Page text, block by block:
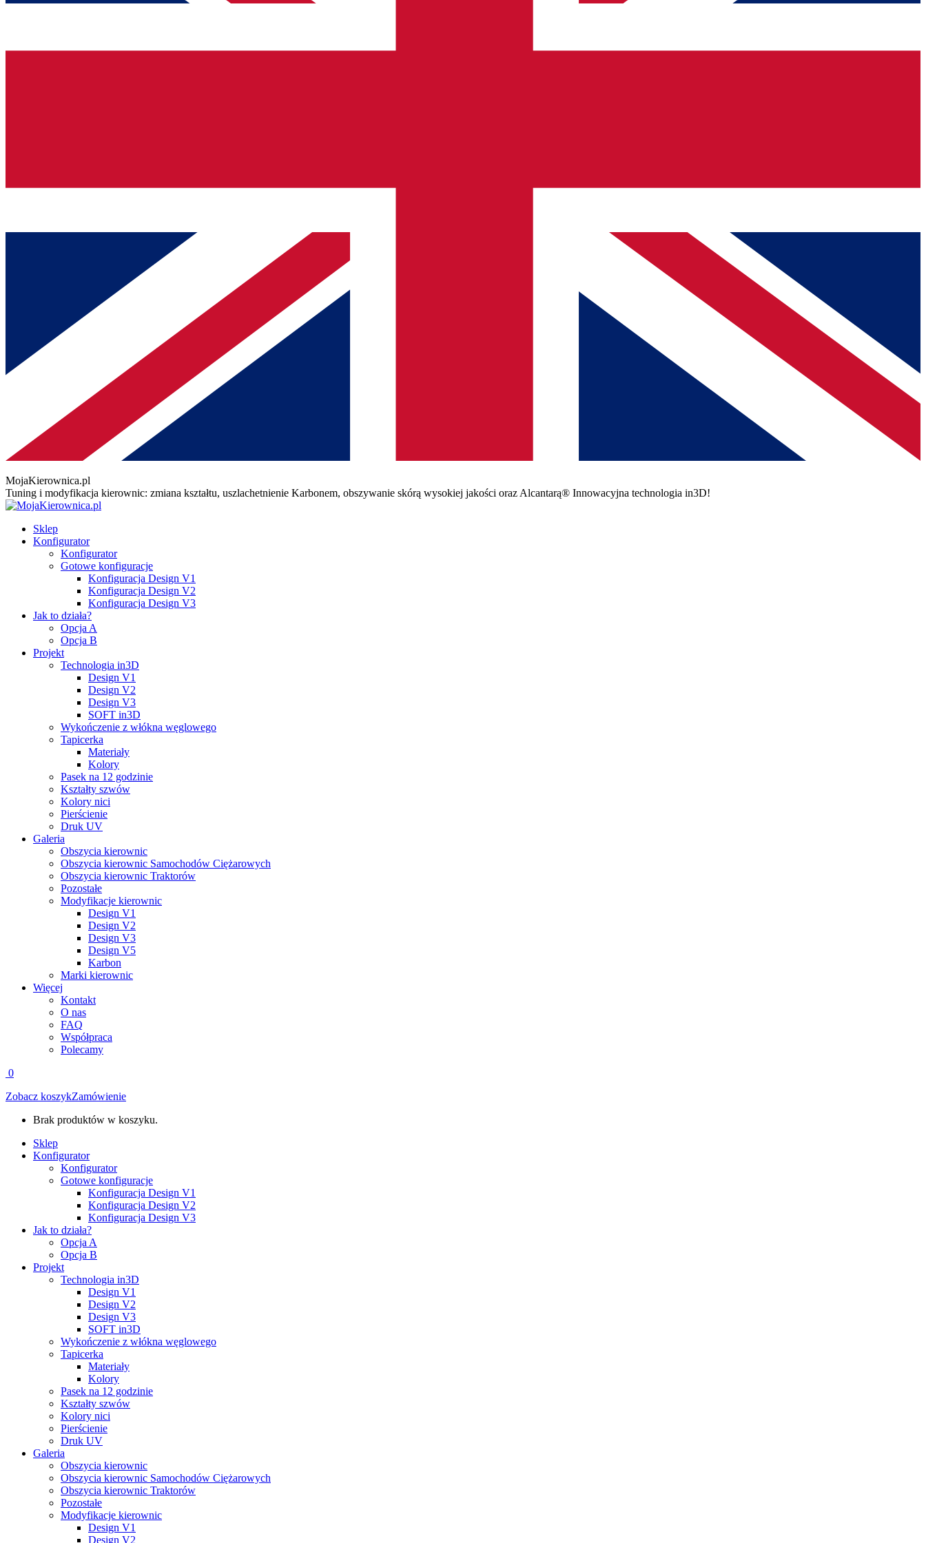
MojaKierownica.pl
Tuning i modyfikacja kierownic: zmiana kształtu, uszlachetnienie Karbonem, obszywanie skórą wysokiej jakości oraz Alcantarą® Innowacyjna technologia in3D!
Sklep
Konfigurator
Konfigurator
Gotowe konfiguracje
Konfiguracja Design V1
Konfiguracja Design V2
Konfiguracja Design V3
Jak to działa?
Opcja A
Opcja B
Projekt
Technologia in3D
Design V1
Design V2
Design V3
SOFT in3D
Wykończenie z włókna węglowego
Tapicerka
Materiały
Kolory
Pasek na 12 godzinie
Kształty szwów
Kolory nici
Pierścienie
Druk UV
Galeria
Obszycia kierownic
Obszycia kierownic Samochodów Ciężarowych
Obszycia kierownic Traktorów
Pozostałe
Modyfikacje kierownic
Design V1
Design V2
Design V3
Design V5
Karbon
Marki kierownic
Więcej
Kontakt
O nas
FAQ
Współpraca
Polecamy
0
Zobacz koszykZamówienie
Brak produktów w koszyku.
Sklep
Konfigurator
Konfigurator
Gotowe konfiguracje
Konfiguracja Design V1
Konfiguracja Design V2
Konfiguracja Design V3
Jak to działa?
Opcja A
Opcja B
Projekt
Technologia in3D
Design V1
Design V2
Design V3
SOFT in3D
Wykończenie z włókna węglowego
Tapicerka
Materiały
Kolory
Pasek na 12 godzinie
Kształty szwów
Kolory nici
Pierścienie
Druk UV
Galeria
Obszycia kierownic
Obszycia kierownic Samochodów Ciężarowych
Obszycia kierownic Traktorów
Pozostałe
Modyfikacje kierownic
Design V1
Design V2